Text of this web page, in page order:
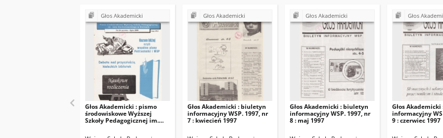
Głos Akademicki
Głos Akademicki : pismo
środowiskowe Wyższej
Szkoły Pedagogicznej im.
Kielcach. 2000, nr 24 :
Głos Akademicki
Głos Akademicki : biuletyn
informacyjny WSP. 1997, nr
7 : kwiecień 1997
Głos Akademicki
Głos Akademicki : biuletyn
informacyjny WSP. 1997, nr
8 : maj 1997
Głos
Głos
informacyjny
9 : czerwiec 1997